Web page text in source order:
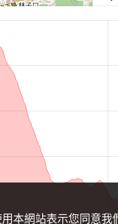
本網站表示您同意